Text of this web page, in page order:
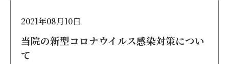
2021年08月10日
当院の新型コロナウイルス感染対策につい
て